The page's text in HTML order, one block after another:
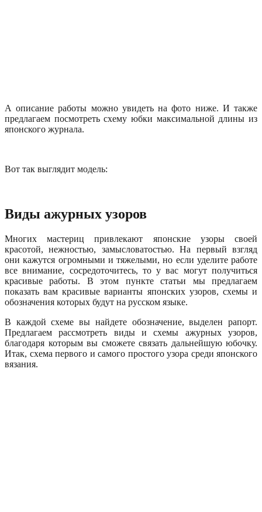
А описание работы можно увидеть на фото ниже. И также
предлагаем посмотреть схему юбки максимальной длины из
японского журнала.
Вот так выглядит модель:
Виды ажурных узоров
Многих мастериц привлекают японские узоры своей
красотой, нежностью, замысловатостью. На первый взгляд
они кажутся огромными и тяжелыми, но если уделите работе
все внимание, сосредоточитесь, то у вас могут получиться
красивые работы. В этом пункте статьи мы предлагаем
показать вам красивые варианты японских узоров, схемы и
обозначения которых будут на русском языке.
В каждой схеме вы найдете обозначение, выделен рапорт.
Предлагаем рассмотреть виды и схемы ажурных узоров,
благодаря которым вы сможете связать дальнейшую юбочку.
Итак, схема первого и самого простого узора среди японского
вязания.